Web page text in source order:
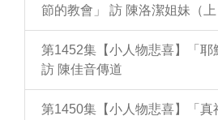
節的教會」 訪 陳洛潔姐妹（上
第1452集【小人物悲喜】「耶
訪 陳佳音傳道
第1450集【小人物悲喜】「真